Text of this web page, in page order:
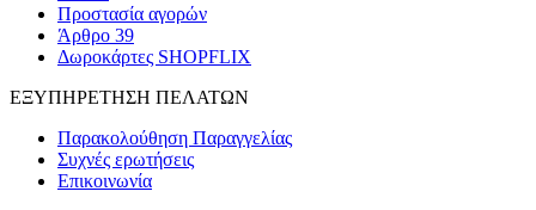
Προστασία αγορών
Άρθρο 39
Δωροκάρτες SHOPFLIX
ΕΞΥΠΗΡΕΤΗΣΗ ΠΕΛΑΤΩΝ
Παρακολούθηση Παραγγελίας
Συχνές ερωτήσεις
Επικοινωνία